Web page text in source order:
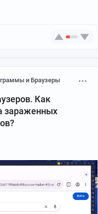
и Браузеры
Как
зараженных